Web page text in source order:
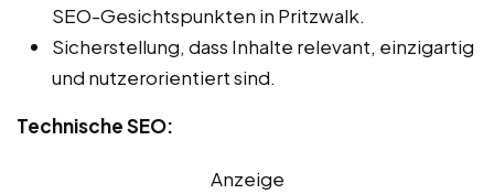
SEO-Gesichtspunkten in Pritzwalk.
Sicherstellung, dass Inhalte relevant, einzigartig
und nutzerorientiert sind.
Technische SEO:
Anzeige